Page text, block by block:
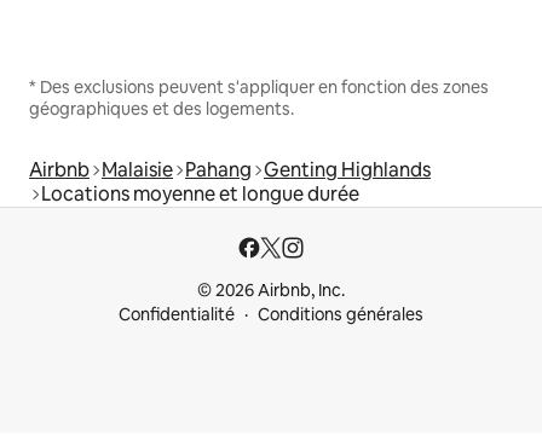
* Des exclusions peuvent s'appliquer en fonction des zones
géographiques et des logements.
Airbnb Malaisie Pahang Genting Highlands
Locations moyenne et longue durée
© 2026 Airbnb, Inc.
Confidentialité
Conditions générales